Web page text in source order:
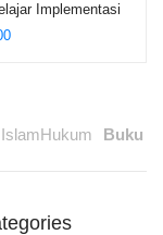
Implementasi
Efektif
Zarnuji dalam
Buku